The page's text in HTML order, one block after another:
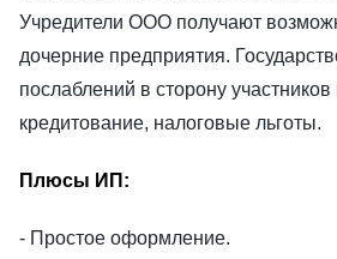
Учредители ООО получают
дочерние предприятия.
послаблений в сторону
кредитование, налоговые льготы.
Плюсы ИП:
- Простое оформление.